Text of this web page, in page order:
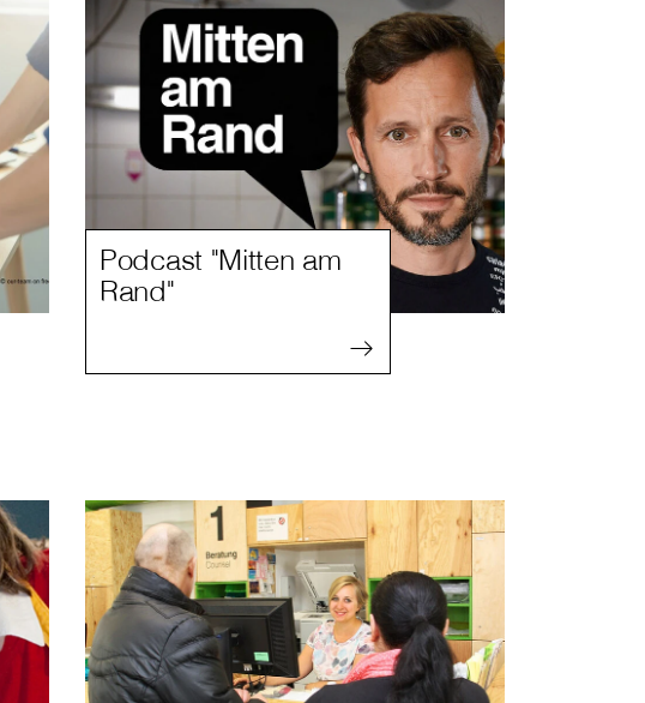
Podcast "Mitten am
Rand"